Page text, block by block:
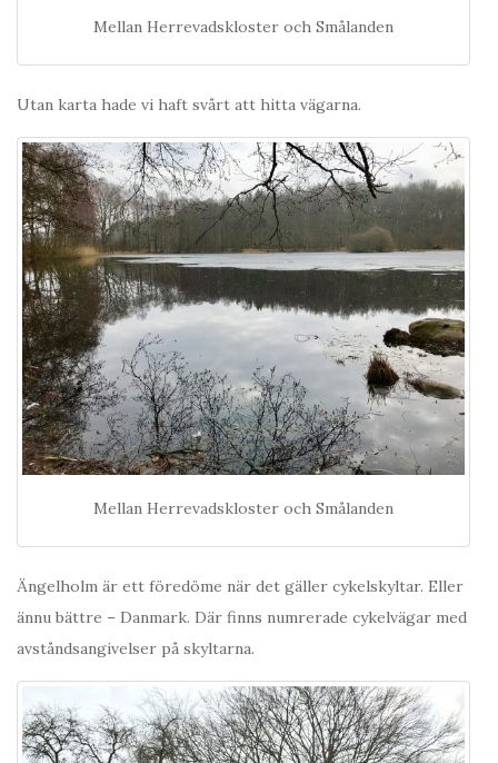
Mellan Herrevadskloster och Smålanden
Utan karta hade vi haft svårt att hitta vägarna.
Mellan Herrevadskloster och Smålanden
Ängelholm är ett föredöme när det gäller cykelskyltar. Eller
ännu bättre – Danmark. Där finns numrerade cykelvägar med
avståndsangivelser på skyltarna.